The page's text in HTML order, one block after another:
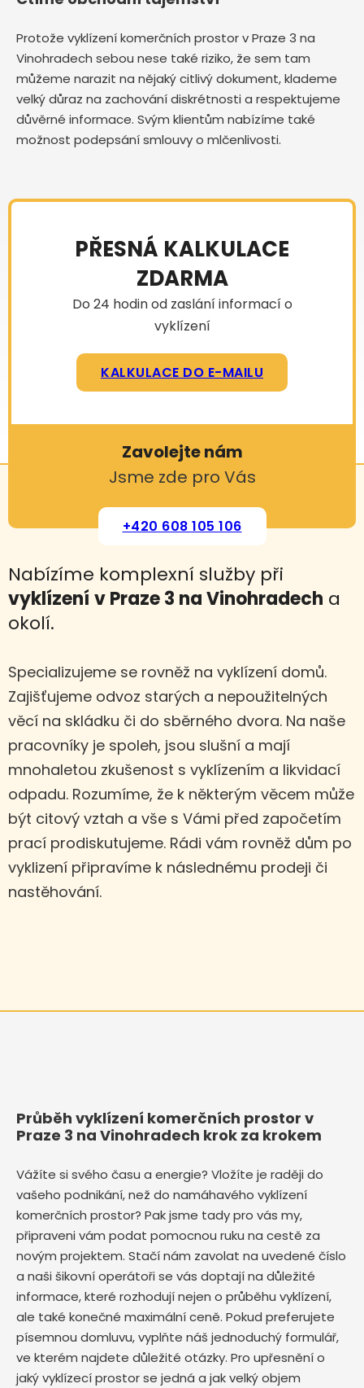
Protože vyklízení komerčních prostor v Praze 3 na
Vinohradech sebou nese také riziko, že sem tam
můžeme narazit na nějaký citlivý dokument, klademe
velký důraz na zachování diskrétnosti a respektujeme
důvěrné informace. Svým klientům nabízíme také
možnost podepsání smlouvy o mlčenlivosti.
PŘESNÁ KALKULACE
ZDARMA
Do 24 hodin od zaslání informací o
vyklízení
KALKULACE DO E-MAILU
Zavolejte nám
Jsme zde pro Vás
+420 608 105 106
Nabízíme komplexní služby při
vyklízení v Praze 3 na Vinohradech a
okolí.
Specializujeme se rovněž na vyklízení domů.
Zajišťujeme odvoz starých a nepoužitelných
věcí na skládku či do sběrného dvora. Na naše
pracovníky je spoleh, jsou slušní a mají
mnohaletou zkušenost s vyklízením a likvidací
odpadu. Rozumíme, že k některým věcem může
být citový vztah a vše s Vámi před započetím
prací prodiskutujeme. Rádi vám rovněž dům po
vyklizení připravíme k následnému prodeji či
nastěhování.
Průběh vyklízení komerčních prostor v
Praze 3 na Vinohradech krok za krokem
Vážíte si svého času a energie? Vložíte je raději do
vašeho podnikání, než do namáhavého vyklízení
komerčních prostor? Pak jsme tady pro vás my,
připraveni vám podat pomocnou ruku na cestě za
novým projektem. Stačí nám zavolat na uvedené číslo
a naši šikovní operátoři se vás doptají na důležité
informace, které rozhodují nejen o průběhu vyklízení,
ale také konečné maximální ceně. Pokud preferujete
písemnou domluvu, vyplňte náš jednoduchý formulář,
ve kterém najdete důležité otázky. Pro upřesnění o
jaký vyklízecí prostor se jedná a jak velký objem